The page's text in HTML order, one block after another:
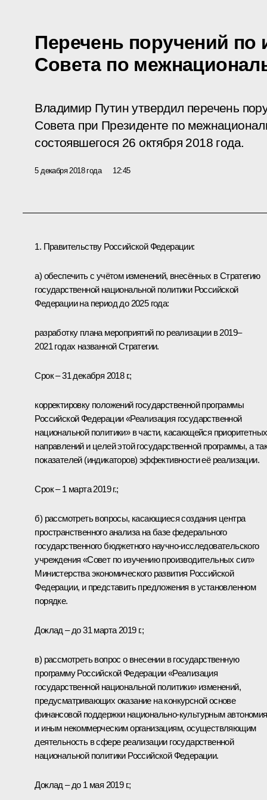
Перечень поручений по
Совета по
Владимир Путин утвердил перечень
Совета при Президенте по
состоявшегося 26 октября 2018 года.
5 декабря 2018 года 12:45
1. Правительству Российской Федерации:
а) обеспечить с учётом изменений, внесённых в Стратегию
государственной национальной политики Российской
Федерации на период до 2025 года:
разработку плана мероприятий по реализации в 2019–
2021 годах названной Стратегии.
Срок – 31 декабря 2018 г.;
корректировку положений государственной программы
Российской Федерации «Реализация государственной
национальной политики» в части, касающейся приоритетных
направлений и целей этой государственной программы, а
показателей (индикаторов) эффективности её реализации.
Срок – 1 марта 2019 г.;
б) рассмотреть вопросы, касающиеся создания центра
пространственного анализа на базе федерального
государственного бюджетного научно-исследовательского
учреждения «Совет по изучению производительных сил»
Министерства экономического развития Российской
Федерации, и представить предложения в установленном
порядке.
Доклад – до 31 марта 2019 г.;
в) рассмотреть вопрос о внесении в государственную
программу Российской Федерации «Реализация
государственной национальной политики» изменений,
предусматривающих оказание на конкурсной основе
финансовой поддержки национально-культурным
и иным некоммерческим организациям, осуществляющим
деятельность в сфере реализации государственной
национальной политики Российской Федерации.
Доклад – до 1 мая 2019 г.;